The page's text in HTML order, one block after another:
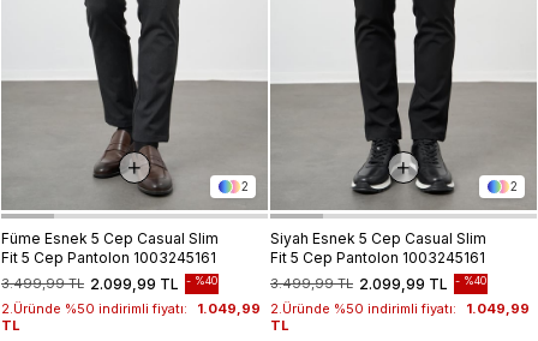
2
Füme Esnek 5 Cep Casual Slim
Fit 5 Cep Pantolon 1003245161
2.099,99 TL
3.499,99 TL %40
2.Üründe %50 indirimli fiyatı:
1.049,99
TL
2
Siyah Esnek 5 Cep Casual Slim
Fit 5 Cep Pantolon 1003245161
2.099,99 TL
3.499,99 TL %40
2.Üründe %50 indirimli fiyatı:
1.049,99
TL